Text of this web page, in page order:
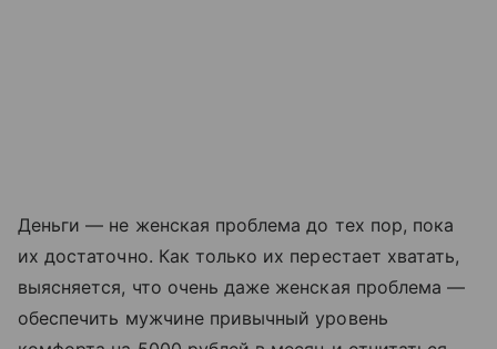
Деньги — не женская проблема до тех пор, пока
их достаточно. Как только их перестает хватать,
выясняется, что очень даже женская проблема —
обеспечить мужчине привычный уровень